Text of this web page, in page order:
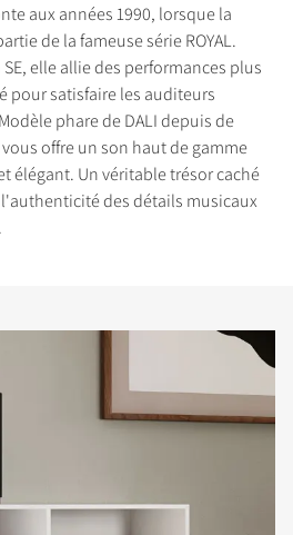
aux années 1990, lorsque la
de la fameuse série ROYAL.
elle allie des performances plus
pour satisfaire les auditeurs
phare de DALI depuis de
offre un son haut de gamme
élégant. Un véritable trésor caché
des détails musicaux